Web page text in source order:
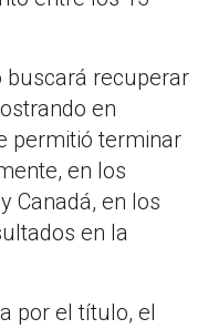
buscará recuperar
en
permitió terminar
en los
Canadá, en los
en la
por el título, el